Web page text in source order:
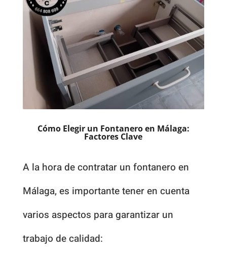
Cómo Elegir un Fontanero en Málaga:
Factores Clave
A la hora de contratar un fontanero en
Málaga, es importante tener en cuenta
varios aspectos para garantizar un
trabajo de calidad: